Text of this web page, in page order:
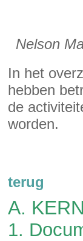
Nelson
In het
hebben
de
worden.
terug
A.
1.